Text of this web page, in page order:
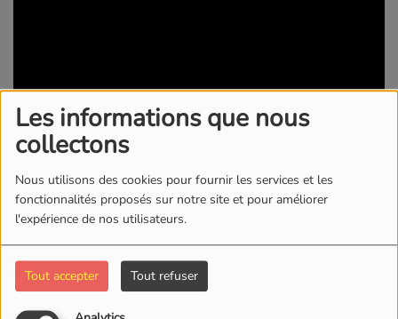
Les informations que nous
collectons
Nous utilisons des cookies pour fournir les services et les
fonctionnalités proposés sur notre site et pour améliorer
l'expérience de nos utilisateurs.
Tout accepter Tout refuser
30 MAI 2025 - 739 VUES
KWI RADIO/TV
Commentaires(0)